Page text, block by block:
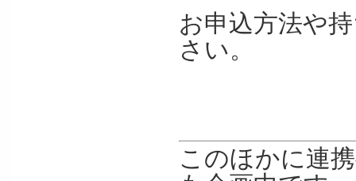
お申込方法や
さい。
このほかに連